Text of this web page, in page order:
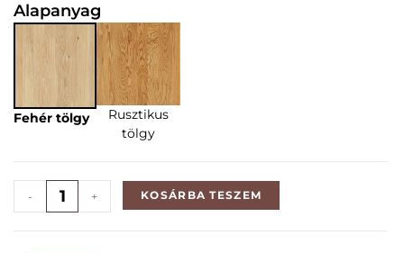
Alapanyag
Fehér tölgy
Rusztikus
tölgy
- + KOSÁRBA TESZEM